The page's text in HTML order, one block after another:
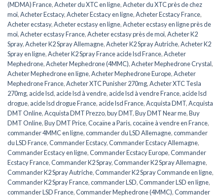
(MDMA) France,Acheter du XTC en ligne,Acheter du XTC près de chez
moi,Acheter Ecstacy,Acheter Ecstacy en ligne,Acheter Ecstacy France,
Acheter ecstasy,Acheter ecstasy en ligne,Acheter ecstasy en ligne près de
moi,Acheter ecstasy France,Acheter ecstasy près de moi,Acheter K2
Spray,Acheter K2 Spray Allemagne,Acheter K2 Spray Autriche,Acheter K2
Spray en ligne,Acheter K2 Spray France acide lsd France,Acheter
Mephedrone,Acheter Mephedrone (4MMC),Acheter Mephedrone Crystal,
Acheter Mephedrone en ligne,Acheter Mephedrone Europe,Acheter
Mephedrone France,Acheter XTC Punisher 270mg,Acheter XTC Tesla
270mg, acide lsd, acide lsd à vendre, acide lsd à vendre France, acide lsd
drogue, acide lsd drogue France, acide lsd France,Acquista DMT,Acquista
DMT Online,Acquista DMT Prezzo,buy DMT,Buy DMT Near me,Buy
DMT Online,Buy DMT Price,Cocaïne a Paris,cocaïne à vendre en France,
commander 4MMC en ligne,commander du LSD Allemagne,commander
du LSD France,Commander Ecstacy,Commander Ecstacy Allemagne,
Commander Ecstacy en ligne,Commander Ecstacy Europe,Commander
Ecstacy France,Commander K2 Spray,Commander K2 Spray Allemagne,
Commander K2 Spray Autriche,Commander K2 Spray Commande en ligne,
Commander K2 Spray France,commander LSD,Commander LSD en ligne,
commander LSD France,Commander Mephedrone (4MMC),Commander